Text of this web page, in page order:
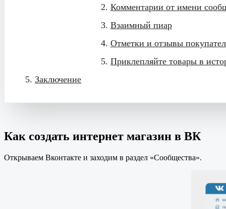
Комментарии от имени
Взаимный пиар
Отметки и отзывы
Приклепляйте товары в
Заключение
Как создать интернет магазин в ВК
Открываем Вконтакте и заходим в раздел «Сообщества».